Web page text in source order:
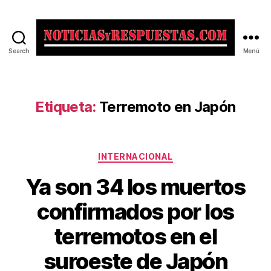
Search Menú
Etiqueta: Terremoto en Japón
Categorías
INTERNACIONAL
Ya son 34 los muertos
confirmados por los
terremotos en el
suroeste de Japón